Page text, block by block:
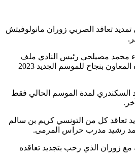
تمديد تعاقد الصربي زوران مانولوفيتش
محمد مصيلحي رئيس النادي ملف
التجديد للمدير الفني وجهازه المعاون بنجاح للموسم الجديد 2023
السكندري لمدة الموسم الحالي فقط
تعاقد كل من التونسي كريم بن سالم
رشيد مدرب حراس المرمى.
زوران الذي رحب بتجديد تعاقده